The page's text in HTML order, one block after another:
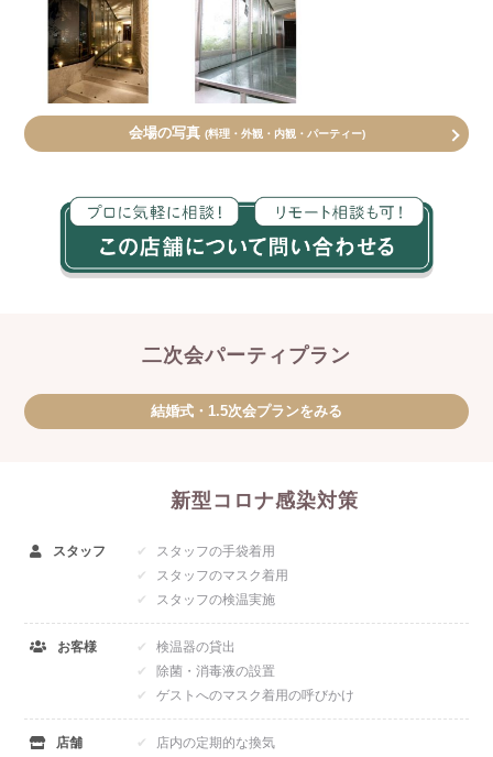
会場の写真 (料理・外観・内観・パーティー)
二次会パーティプラン
結婚式・1.5次会プランをみる
新型コロナ感染対策
スタッフ
スタッフの手袋着用
スタッフのマスク着用
スタッフの検温実施
お客様
検温器の貸出
除菌・消毒液の設置
ゲストへのマスク着用の呼びかけ
店舗
店内の定期的な換気